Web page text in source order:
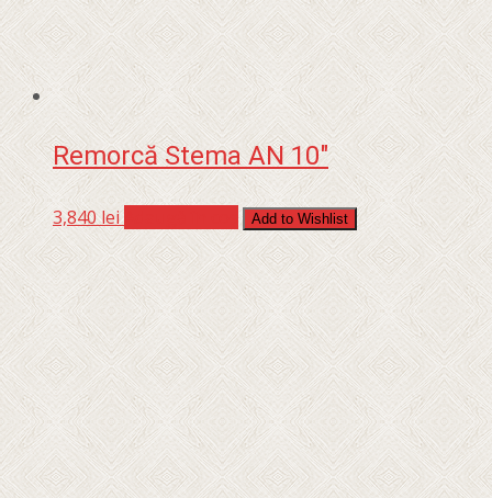
Remorcă Stema AN 10″
3,840lei Add to Wishlist